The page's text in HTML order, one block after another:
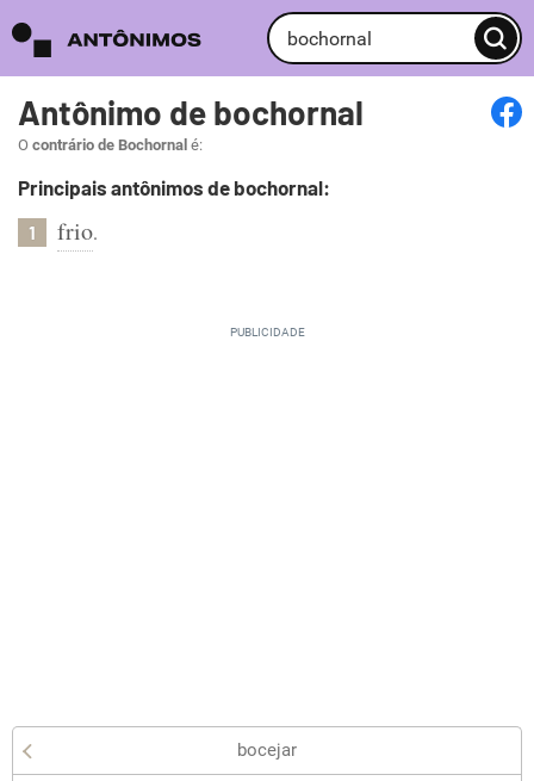
Antônimo de bochornal
O contrário de Bochornal é:
Principais antônimos de bochornal:
1 frio.
bocejar